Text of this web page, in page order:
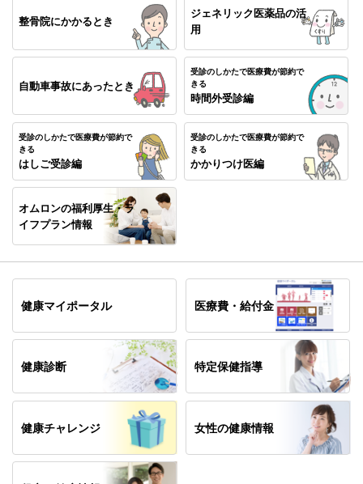
INFO
2026年07月16日
8/19（水）12:30～ 15分間開催「ストレス解消（前編）」無料
オンラインセミナ（１ヶ月間アーカイブ視聴あり）
INFO
2026年07月15日
７０歳以上の特例退職被保険者の皆様へ 負担割合判定
INFO
2026年06月18日
7/15（水）12:30～15分間開催「パフォーマンスを上げる朝食
習慣」無料オンラインセミナ（1ヶ月間アーカイブ視聴あり）
INFO
2026年04月02日
広報誌『Healthy オムロンニュース2026年度版vol.111』を発行
しました
INFO
2026年04月02日
INFO
2026年04月01日
2025年度 インフルエンザ予防接種補助金申請の受付を終了し
ました
INFO
2026年04月01日
特例退職保険加入者の皆様へ「医療費のお知らせ」郵送回数の
変更（削減）についてのお知らせ
険」に加入はできますか？
整骨院にかかるとき
ジェネリック医薬品の活
用
自動車事故にあったとき
受診のしかたで医療費が節約で
きる
時間外受診編
受診のしかたで医療費が節約で
きる
はしご受診編
受診のしかたで医療費が節約で
きる
かかりつけ医編
オムロンの福利厚生・ラ
イフプラン情報
健康マイポータル 医療費・給付金
健康診断 特定保健指導
健康チャレンジ 女性の健康情報